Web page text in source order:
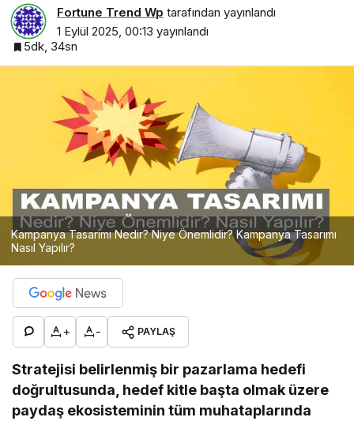
Fortune Trend Wp tarafından yayınlandı
1 Eylül 2025, 00:13 yayınlandı
5dk, 34sn
Kampanya Tasarımı Nedir? Niye Önemlidir? Kampanya Tasarımı
Nasıl Yapılır?
+ - PAYLAŞ
Stratejisi belirlenmiş bir pazarlama hedefi
doğrultusunda, hedef kitle başta olmak üzere
paydaş ekosisteminin tüm muhataplarında